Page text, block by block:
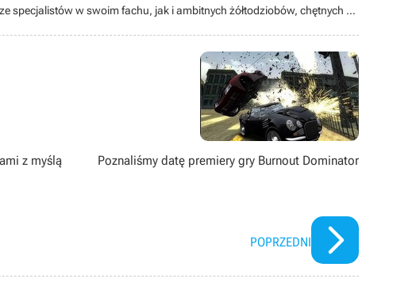
specjalistów w swoim fachu, jak i ambitnych żółtodziobów, chętnych do
gatunki), Internetu, dobrej książki sci-fi i fantasy, nie pogardzi również
filmem. Mąż, ojciec trójki dzieci, esteta, zwolennik umiaru w życiu
z myślą
Poznaliśmy datę premiery gry Burnout Dominator
POPRZEDNI